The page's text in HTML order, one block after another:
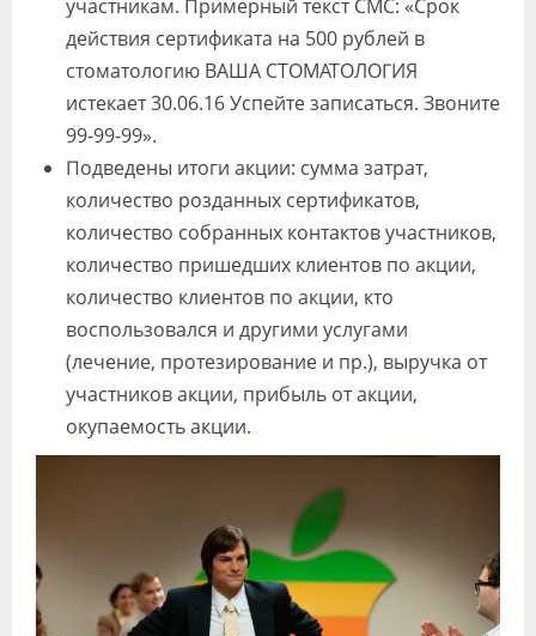
участникам. Примерный текст СМС: «Срок
действия сертификата на 500 рублей в
стоматологию ВАША СТОМАТОЛОГИЯ
истекает 30.06.16 Успейте записаться. Звоните
99-99-99».
Подведены итоги акции: сумма затрат,
количество розданных сертификатов,
количество собранных контактов участников,
количество пришедших клиентов по акции,
количество клиентов по акции, кто
воспользовался и другими услугами
(лечение, протезирование и пр.), выручка от
участников акции, прибыль от акции,
окупаемость акции.